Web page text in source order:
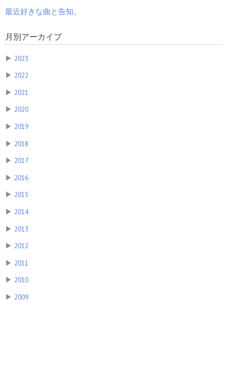
最近好きな曲と告知。
月別アーカイブ
▶ 2023
▶ 2022
▶ 2021
▶ 2020
▶ 2019
▶ 2018
▶ 2017
▶ 2016
▶ 2015
▶ 2014
▶ 2013
▶ 2012
▶ 2011
▶ 2010
▶ 2009